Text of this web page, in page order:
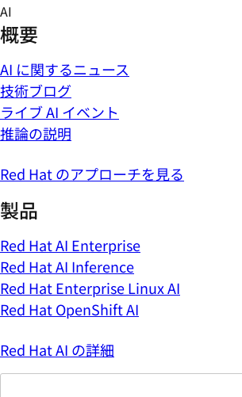
Skip
to
content
AI
概要
AI に関するニュース
技術ブログ
ライブ AI イベント
推論の説明
Red Hat のアプローチを見る
製品
Red Hat AI Enterprise
Red Hat AI Inference
Red Hat Enterprise Linux AI
Red Hat OpenShift AI
Red Hat AI の詳細